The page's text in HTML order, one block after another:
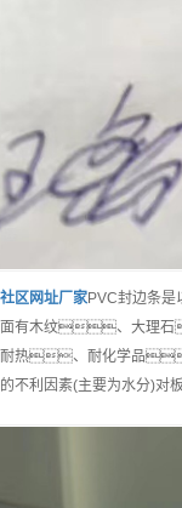
区网址厂家PVC封边条
面有木纹、大理石
耐热、耐化学品
不利因素(主要为水分)